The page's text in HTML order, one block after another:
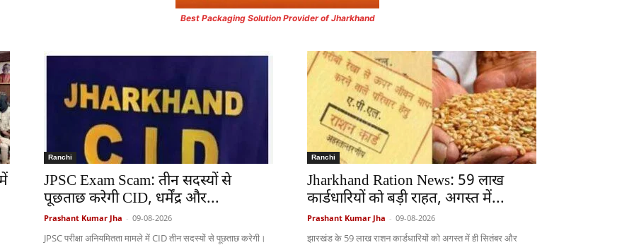
Best Packaging Solution Provider of Jharkhand
Ranchi
JPSC Exam Scam: तीन सदस्यों से
पूछताछ करेगी CID, धर्मेंद्र और...
Prashant Kumar Jha - 09-08-2026
JPSC परीक्षा अनियमितता मामले में CID तीन सदस्यों से पूछताछ करेगी।
Ranchi
Jharkhand Ration News: 59 लाख
कार्डधारियों को बड़ी राहत, अगस्त में...
Prashant Kumar Jha - 09-08-2026
झारखंड के 59 लाख राशन कार्डधारियों को अगस्त में ही सितंबर और